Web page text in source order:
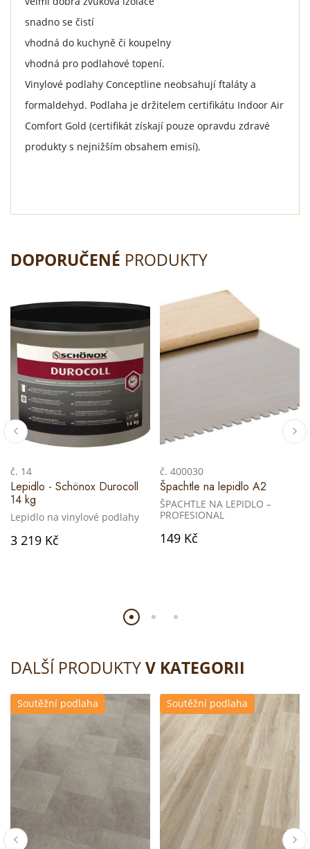
snadno se čistí
vhodná do kuchyně či koupelny
vhodná pro podlahové topení.
Vinylové podlahy Conceptline neobsahují ftaláty a
formaldehyd. Podlaha je držitelem certifikátu Indoor Air
Comfort Gold (certifikát získají pouze opravdu zdravé
produkty s nejnižším obsahem emisí).
DOPORUČENÉ PRODUKTY
č. 14
Lepidlo - Schönox Durocoll
14 kg
Lepidlo na vinylové podlahy
3 219 Kč
č. 400030
Špachtle na lepidlo A2
ŠPACHTLE NA LEPIDLO –
PROFESIONAL
149 Kč
DALŠÍ PRODUKTYV KATEGORII
Soutěžní podlaha Soutěžní podlaha